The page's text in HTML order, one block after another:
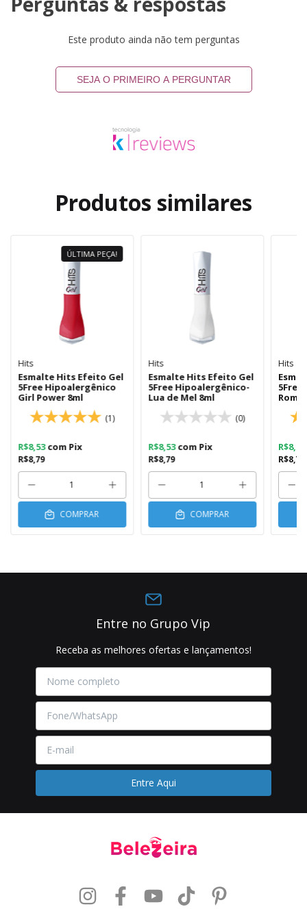
Este produto ainda não tem perguntas
SEJA O PRIMEIRO A PERGUNTAR
Produtos similares
ÚLTIMA PEÇA!
Hits
Esmalte Hits Efeito Gel
5Free Hipoalergênico
Girl Power 8ml
(1)
R$8,79
R$8,53com Pix
COMPRAR
Hits
Esmalte Hits Efeito Gel
5Free Hipoalergênico-
Lua de Mel 8ml
(0)
R$8,79
R$8,53com Pix
COMPRAR
Hits
Roma
R$8,79
Entre no Grupo Vip
Receba as melhores ofertas e lançamentos!